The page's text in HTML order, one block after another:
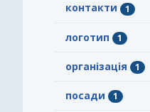
контакти 1
логотип 1
організація 1
посади 1